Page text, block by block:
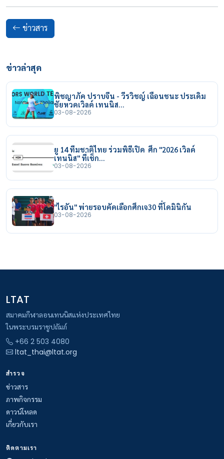
ข่าวสาร
ข่าวล่าสุด
พิชญาภัค ปราบจีน - วีรวิชญ์ เฉือนชนะ ประเดิม
ชัยหวดเวิลด์ เทนนิส…
03-08-2026
ยู 14 ทีมชาติไทย ร่วมพิธีเปิด ศึก "2026 เวิลด์
เทนนิส" ที่เช็ก…
03-08-2026
"ไรอัน" พ่ายรอบคัดเลือกศึกเจ30 ที่โดมินิกัน
03-08-2026
LTAT
สมาคมกีฬาลอนเทนนิสแห่งประเทศไทย
ในพระบรมราชูปถัมภ์
+66 2 503 4080
ltat_thai@ltat.org
สำรวจ
ข่าวสาร
ภาพกิจกรรม
ดาวน์โหลด
เกี่ยวกับเรา
ติดตามเรา